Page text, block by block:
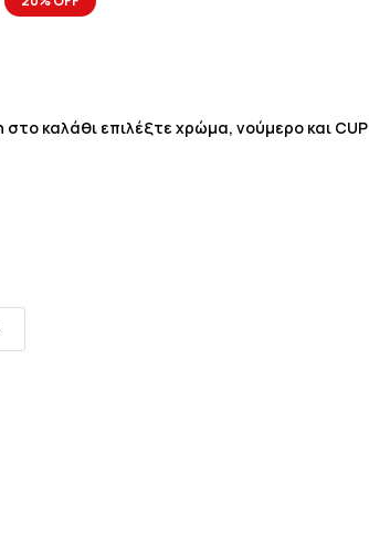
στο καλάθι επιλέξτε χρώμα, νούμερο και CUP